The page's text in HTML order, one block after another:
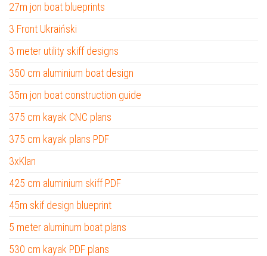
27m jon boat blueprints
3 Front Ukraiński
3 meter utility skiff designs
350 cm aluminium boat design
35m jon boat construction guide
375 cm kayak CNC plans
375 cm kayak plans PDF
3xKlan
425 cm aluminium skiff PDF
45m skif design blueprint
5 meter aluminum boat plans
530 cm kayak PDF plans